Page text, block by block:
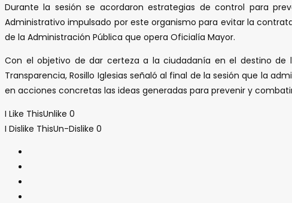
Durante la sesión se acordaron estrategias de control para
Administrativo impulsado por este organismo para evitar la
de la Administración Pública que opera Oficialía Mayor.
Con el objetivo de dar certeza a la ciudadanía en el destino de
Transparencia, Rosillo Iglesias señaló al final de la sesión que la
en acciones concretas las ideas generadas para prevenir y
I Like ThisUnlike 0
I Dislike ThisUn-Dislike 0